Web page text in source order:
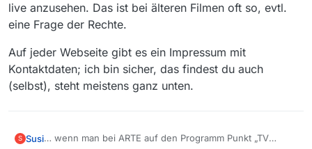
live anzusehen. Das ist bei älteren Filmen oft so, evtl.
eine Frage der Rechte.
Auf jeder Webseite gibt es ein Impressum mit
Kontaktdaten; ich bin sicher, das findest du auch
(selbst), steht meistens ganz unten.
S Susi… wenn man bei ARTE auf den Programm Punkt „TV